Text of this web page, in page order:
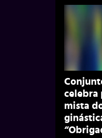
celebra
mista